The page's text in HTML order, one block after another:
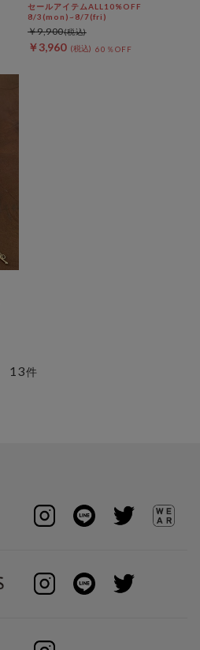
セールアイテムALL10%OFF
8/3(mon)~8/7(fri)
￥3,960 60％OFF
￥9,900
13件